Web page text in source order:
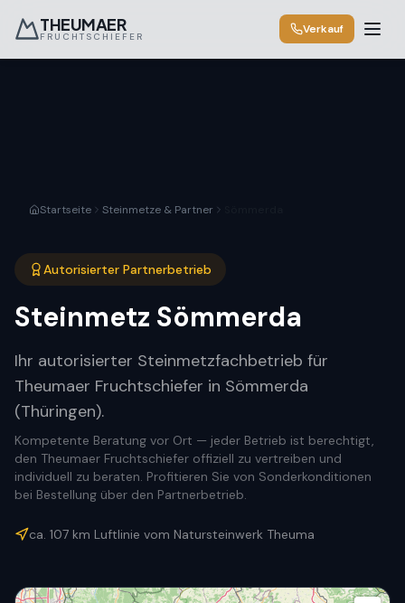
THEUMAER
FRUCHTSCHIEFER
Verkauf
Startseite Steinmetze & Partner
Autorisierter Partnerbetrieb
Steinmetz Sömmerda
Ihr autorisierter Steinmetzfachbetrieb für
Theumaer Fruchtschiefer in Sömmerda
(Thüringen).
Kompetente Beratung vor Ort — jeder Betrieb ist berechtigt,
den Theumaer Fruchtschiefer offiziell zu vertreiben und
individuell zu beraten. Profitieren Sie von Sonderkonditionen
bei Bestellung über den Partnerbetrieb.
ca. 107 km Luftlinie vom Natursteinwerk Theuma